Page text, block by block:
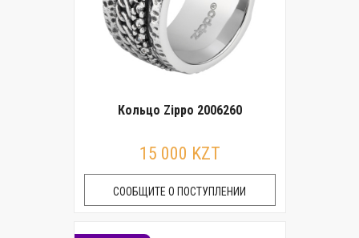
Кольцо Zippo 2006260
15 000 KZT
СООБЩИТЕ О ПОСТУПЛЕНИИ